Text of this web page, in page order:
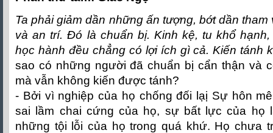
Ta phải giảm dần những ấn tượng, bớt dần
và an trí. Ðó là chuẩn bị. Kinh kệ, tu khổ
học hành đều chẳng có lợi ích gì cả. Kiến tánh
sao có những người đã chuẩn bị cẩn thận và
mà vẫn không kiến được tánh?
- Bởi vì nghiệp của họ chống đối lạị Sự hôn
sai lầm chai cứng của họ, sự bất lực của họ
những tội lỗi của họ trong quá khứ. Họ chưa